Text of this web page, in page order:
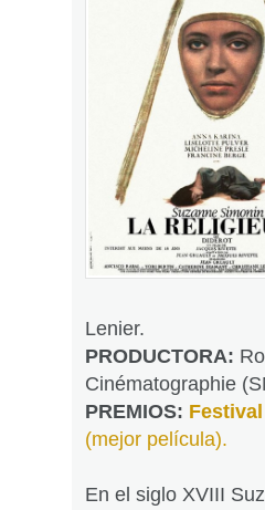
Lenier.
PRODUCTORA:
Cinématographie
PREMIOS:
(mejor película).
En el siglo XVIII